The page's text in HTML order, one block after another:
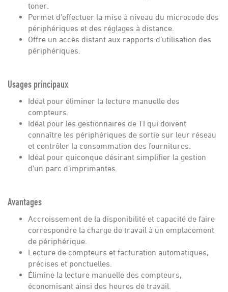
toner.
Permet d’effectuer la mise à niveau du microcode des
périphériques et des réglages à distance.
Offre un accès distant aux rapports d’utilisation des
périphériques.
Usages principaux
Idéal pour éliminer la lecture manuelle des
compteurs.
Idéal pour les gestionnaires de TI qui doivent
connaître les périphériques de sortie sur leur réseau
et contrôler la consommation des fournitures.
Idéal pour quiconque désirant simplifier la gestion
d’un parc d’imprimantes.
Avantages
Accroissement de la disponibilité et capacité de faire
correspondre la charge de travail à un emplacement
de périphérique.
Lecture de compteurs et facturation automatiques,
précises et ponctuelles.
Élimine la lecture manuelle des compteurs,
économisant ainsi des heures de travail.